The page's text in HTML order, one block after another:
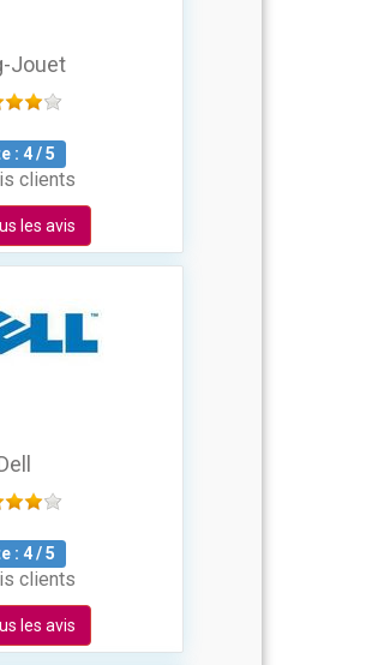
Jouet
: 4/5
clients
les avis
: 4/5
clients
les avis